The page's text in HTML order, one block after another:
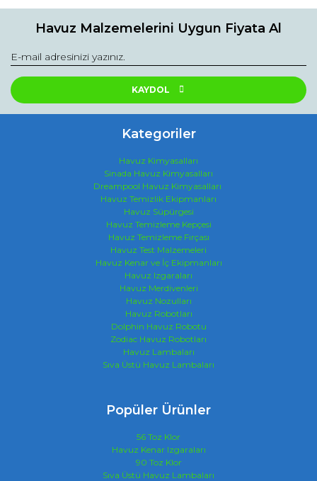
Havuz Malzemelerini Uygun Fiyata Al
KAYDOL
Kategoriler
Havuz Kimyasalları
Sinada Havuz Kimyasalları
Dreampool Havuz Kimyasalları
Havuz Temizlik Ekipmanları
Havuz Süpürgesi
Havuz Temizleme Kepçesi
Havuz Temizleme Fırçası
Havuz Test Malzemeleri
Havuz Kenar ve İç Ekipmanları
Havuz Izgaraları
Havuz Merdivenleri
Havuz Nozulları
Havuz Robotları
Dolphin Havuz Robotu
Zodiac Havuz Robotları
Havuz Lambaları
Sıva Üstü Havuz Lambaları
Popüler Ürünler
56 Toz Klor
Havuz Kenar Izgaraları
90 Toz Klor
Sıva Üstü Havuz Lambaları